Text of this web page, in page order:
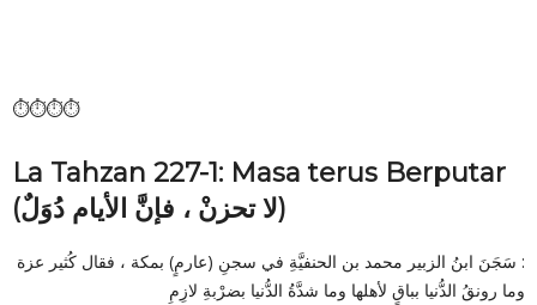
⏱⏱⏱⏱
La Tahzan 227-1: Masa terus Berputar
(لا تحزنْ ، فإنَّ الأيام دُوَلٌ)
سَجَنَ ابنُ الزبير محمد بن الحنفيَّةِ في سجنِ (عارمٍ) بمكة ، فقال كُثير عزة :
وما رونقُ الدُّنيا بباقٍ لأهلها وما شدَّةُ الدُّنيا بضرْبةِ لازِمِ